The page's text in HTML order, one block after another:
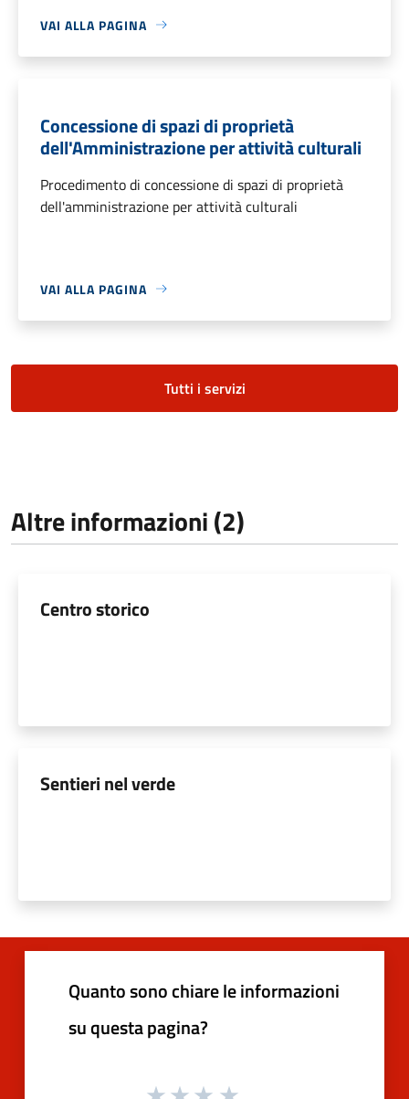
VAI ALLA PAGINA
Concessione di spazi di proprietà
dell'Amministrazione per attività culturali
Procedimento di concessione di spazi di proprietà
dell'amministrazione per attività culturali
VAI ALLA PAGINA
Tutti i servizi
Altre informazioni (2)
Centro storico
Sentieri nel verde
Quanto sono chiare le informazioni
su questa pagina?